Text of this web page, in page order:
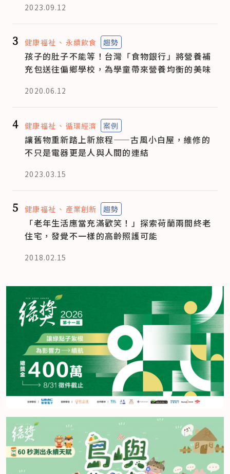
2023.09.12
3 健康福祉 永續飲食 趨勢
孩子的肚子不能等！台灣「食物銀行」將營養補
充包送往偏鄉學校，為學童帶來營養均衡的美味
2020.06.12
4 健康福祉 循環經濟 案例
讓舊物重新踏上新旅程——古風小白屋，維修的
不只是電器更是人與人間的連結
2023.03.15
5 健康福祉 產業創新 趨勢
「老年生活應當充滿歡笑！」探索荷蘭兩間終老
住宅，發覺不一樣的高齡照護可能
2018.02.15